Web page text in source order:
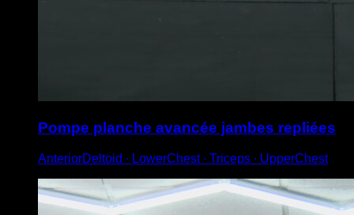
Pompe planche avancée jambes repliées
AnteriorDeltoid ∙ LowerChest ∙ Triceps ∙ UpperChest